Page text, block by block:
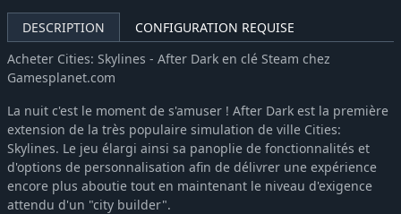
Cities: Skylines - On Air Radio
Cities: Skylines - Calm The Mind Radio
Cities: Skylines - Airports -10% 11,69€
Cities: Skylines - Sunny Breeze Radio 3,99€
Cities: Skylines - Rail Hawk Radio 3,99€
Cities: Skylines - Content Creator Pack: Train Stations -5% 4,74€
DESCRIPTION
CONFIGURATION REQUISE
Acheter Cities: Skylines - After Dark en clé Steam chez
Gamesplanet.com
La nuit c'est le moment de s'amuser ! After Dark est la première
extension de la très populaire simulation de ville Cities:
Skylines. Le jeu élargi ainsi sa panoplie de fonctionnalités et
d'options de personnalisation afin de délivrer une expérience
encore plus aboutie tout en maintenant le niveau d'exigence
attendu d'un "city builder".